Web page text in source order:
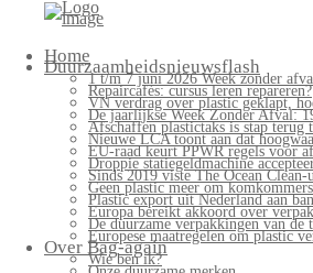
again
Primary
Menu Home
Duurzaamheidsnieuwsflash
1 t/m 7 juni 2026 Week zonder
Repaircafés: cursus leren repareren?
VN verdrag over plastic geklapt,
De jaarlijkse Week Zonder Afval:
Afschaffen plastictaks is stap terug
Nieuwe LCA toont aan dat
EU-raad keurt PPWR regels voor
Droppie statiegeldmachine
Sinds 2019 viste The Ocean
Geen plastic meer om
Plastic export uit Nederland aan
Europa bereikt akkoord over
De duurzame verpakkingen van
Europese maatregelen om plastic
Over Bag-again
Wie ben ik?